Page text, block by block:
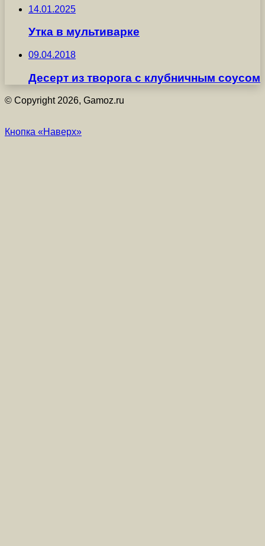
14.01.2025
Утка в мультиварке
09.04.2018
Десерт из творога с клубничным соусом
© Copyright 2026, Gamoz.ru
Кнопка «Наверх»